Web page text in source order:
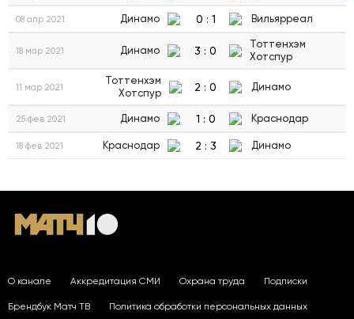
08 апр 2021 Динамо 0 : 1 Вильярреал
18 мар 2021 Динамо 3 : 0
Тоттенхэм
Хотспур
11 мар 2021
Тоттенхэм
Хотспур
2 : 0 Динамо
25 фев 2021 Динамо 1 : 0 Краснодар
18 фев 2021 Краснодар 2 : 3 Динамо
О канале Аккредитация СМИ Охрана труда Подписки
Брендбук Матч ТВ Политика обработки персональных данных